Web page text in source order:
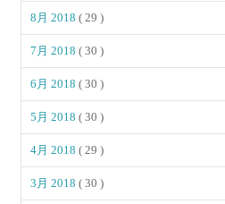
8月 2018( 29 )
7月 2018( 30 )
6月 2018( 30 )
5月 2018( 30 )
4月 2018( 29 )
3月 2018( 30 )